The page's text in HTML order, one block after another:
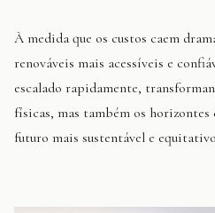
À medida que os custos caem
renováveis mais acessíveis e
escalado rapidamente,
físicas, mas também os
futuro mais sustentável e